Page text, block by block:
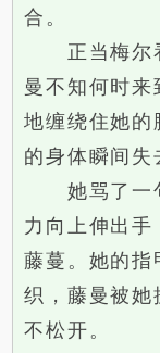
合。
正当梅尔看
曼不知何时来
地缠绕住她的
的身体瞬间失
她骂了一句
力向上伸出手
藤蔓。她的指
织，藤曼被她
不松开。